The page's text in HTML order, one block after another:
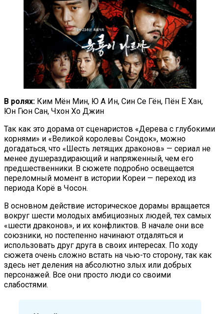
В ролях: Ким Мён Мин, Ю А Ин, Син Се Гён, Пён Ё Хан,
Юн Гюн Сан, Чхон Хо Джин
Так как это дорама от сценаристов «Дерева с глубокими
корнями» и «Великой королевы Сондок», можно
догадаться, что «Шесть летящих драконов» — сериал не
менее душераздирающий и напряженный, чем его
предшественники. В сюжете подробно освещается
переломный момент в истории Кореи — переход из
периода Корё в Чосон.
В основном действие историческое дорамы вращается
вокруг шести молодых амбициозных людей, тех самых
«шести драконов», и их конфликтов. В начале они все
союзники, но постепенно начинают отдаляться и
использовать друг друга в своих интересах. По ходу
сюжета очень сложно встать на чью-то сторону, так как
здесь нет деления на абсолютно злых или добрых
персонажей. Все они просто люди со своими
слабостями.